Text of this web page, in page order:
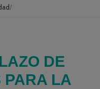
/
DE
PARA LA